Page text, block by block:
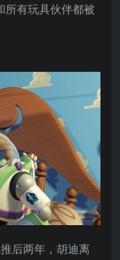
所有玩具伙伴都被
后两年，胡迪离